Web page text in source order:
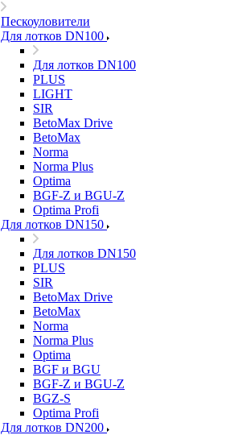
Пескоуловители
Для лотков DN100
Для лотков DN100
PLUS
LIGHT
SIR
BetoMax Drive
BetoMax
Norma
Norma Plus
Optima
BGF-Z и BGU-Z
Optima Profi
Для лотков DN150
Для лотков DN150
PLUS
SIR
BetoMax Drive
BetoMax
Norma
Norma Plus
Optima
BGF и BGU
BGF-Z и BGU-Z
BGZ-S
Optima Profi
Для лотков DN200